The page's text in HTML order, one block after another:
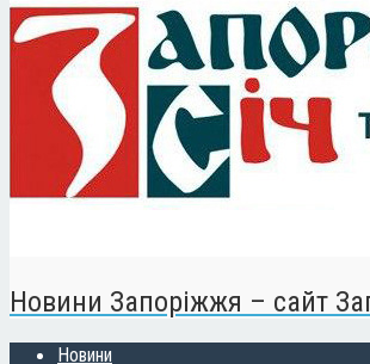
Новини Запоріжжя – сайт
Новини